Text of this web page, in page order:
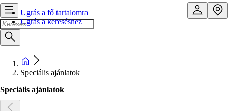
Ugrás a fő tartalomra
Ugrás a kereséshez
Speciális ajánlatok
Speciális ajánlatok